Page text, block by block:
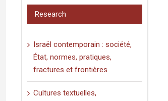
APPEL À CANDIDATURES : Bourses de
recherche en islamologie – Master (date
limite 15 septembre 2024)
Research
Israël contemporain : société,
État, normes, pratiques,
fractures et frontières
Cultures textuelles,